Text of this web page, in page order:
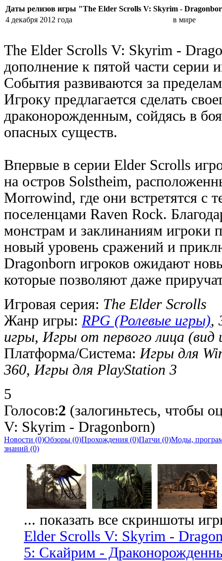
Даты релизов игры "The Elder Scrolls V: Skyrim -
4 декабря 2012 года
в мире
The Elder Scrolls V: Skyrim -
дополнение к пятой части серии
События развиваются за
Игроку предлагается сделать
драконорожденным, сойдясь в
опасных существ.
Впервые в серии Elder Scrolls
на остров Solstheim,
Morrowind, где они встретятся с
поселенцами Raven Rock.
монстрам и заклинаниям игроки
новый уровень сражений и
Dragonborn игроков ожидают
которые позволяют даже
Игровая серия: The Elder Scrolls
Жанр игры: RPG (Ролевые игры),
игры, Игры от первого лица (вид
Платформа/Система: Игры для
360, Игры для PlayStation 3
5
Голосов:2 (залогиньтесь, чтобы
V: Skyrim - Dragonborn)
Новости (0)Обзоры (0)Прохождения (0)Патчи (0)Моды,
знаний (0)
... показать все скриншоты
Elder Scrolls V: Skyrim -
5: Скайрим -